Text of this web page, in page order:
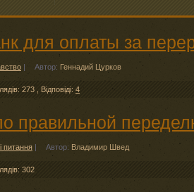
для оплаты за
| Автор: Геннадий Цурков
273 Відповіді: 4
правильной
питання | Автор: Владимир Швед
302